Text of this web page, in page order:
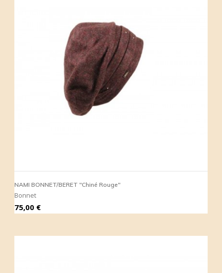
NAMI BONNET/BERET "Chiné Rouge"
Bonnet
Prix
75,00 €